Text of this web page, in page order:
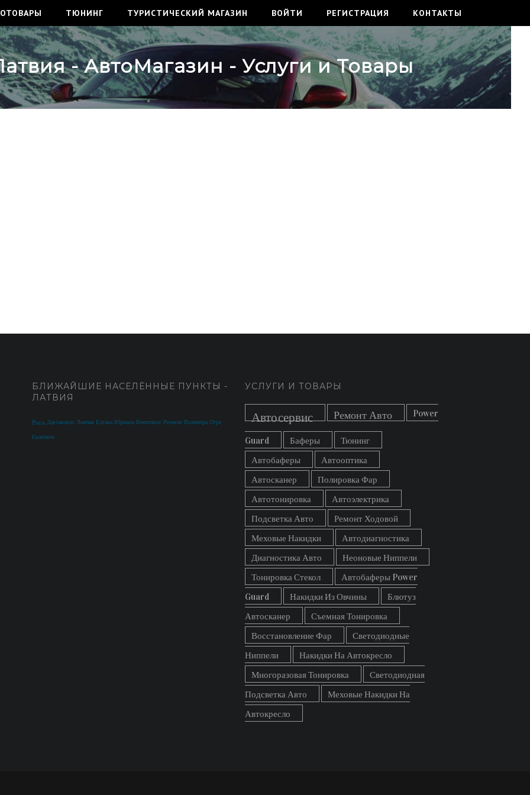
ТЮНИНГ ТУРИСТИЧЕСКИЙ МАГАЗИН ВОЙТИ РЕГИСТРАЦИЯ КОНТАКТЫ
- АвтоМагазин - Услуги и Товары
БЛИЖАЙШИЕ НАСЕЛЁННЫЕ ПУНКТЫ -
ЛАТВИЯ
Рига Даугавпилс Лиепая Елгава Юрмала Вентспилс Резекне Валмиера Огре
Екабпилс
УСЛУГИ И ТОВАРЫ
Автосервис Ремонт Авто Power
Guard Баферы
Тюнинг
Автобаферы
Автооптика
Автосканер
Полировка Фар
Автотонировка
Автоэлектрика
Подсветка Авто
Ремонт Ходовой
Меховые Накидки
Автодиагностика
Диагностика Авто
Неоновые Ниппели
Тонировка Стекол
Автобаферы Power
Guard
Накидки Из Овчины
Блютуз
Автосканер
Съемная Тонировка
Восстановление Фар
Светодиодные
Ниппели
Накидки На Автокресло
Многоразовая Тонировка
Светодиодная
Подсветка Авто
Меховые Накидки На
Автокресло